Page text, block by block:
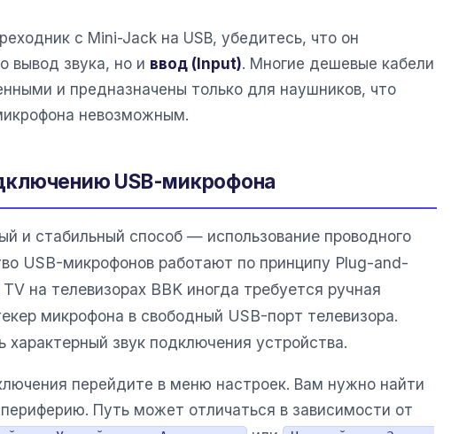
с Mini-Jack на USB, убедитесь, что он
вывод звука, но и ввод (Input). Многие дешевые кабели
и предназначены только для наушников, что
невозможным.
USB-микрофона
и стабильный способ — использование проводного
USB-микрофонов работают по принципу Plug-and-
на телевизорах BBK иногда требуется ручная
микрофона в свободный USB-порт телевизора.
звук подключения устройства.
перейдите в меню настроек. Вам нужно найти
Путь может отличаться в зависимости от